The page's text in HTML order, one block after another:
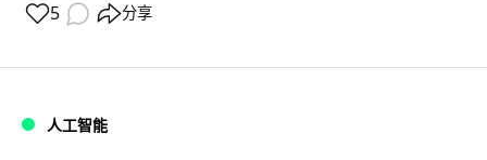
5 分享
人工智能